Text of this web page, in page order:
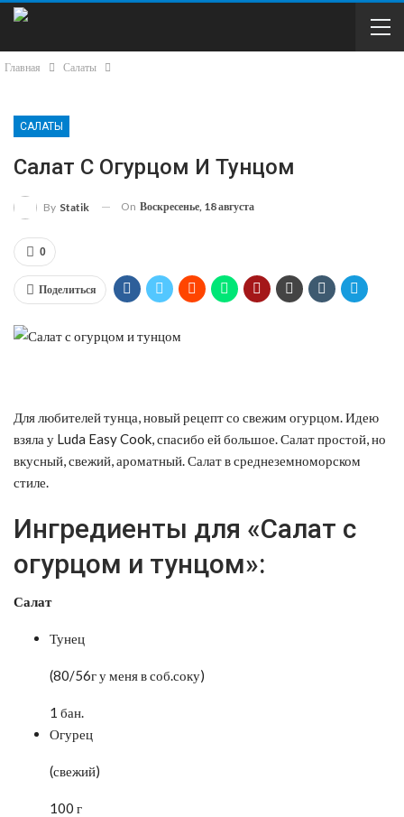
Главная Салаты
САЛАТЫ
Салат С Огурцом И Тунцом
By Statik On Воскресенье, 18 августа
0
Поделиться
Для любителей тунца, новый рецепт со свежим огурцом. Идею
взяла у Luda Easy Cook, спасибо ей большое. Салат простой, но
вкусный, свежий, ароматный. Салат в среднеземноморском
стиле.
Ингредиенты для «Салат с
огурцом и тунцом»:
Салат
Тунец
(80/56г у меня в соб.соку)
1 бан.
Огурец
(свежий)
100 г